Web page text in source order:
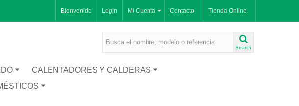
Tienda Online
Contacto
Mi Cuenta
Bienvenido Login
Search
CALENTADORES Y CALDERAS